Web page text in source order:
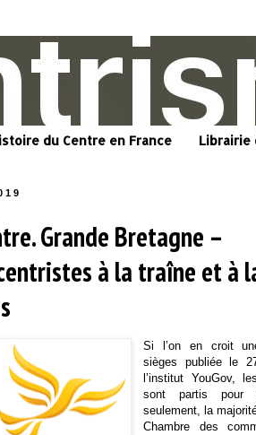
du Centre en France Librairie
Grande Bretagne –
à la traîne et à
Si l’on en croit
sièges publiée le
l’institut YouGov,
sont partis pour
seulement, la
Chambre des